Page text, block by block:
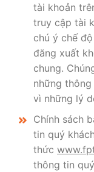
tài khoản
truy cập tài
chú ý chế
đăng xuất
chung.
những
vì những lý
Chính sách
tin quý
thức
thông tin